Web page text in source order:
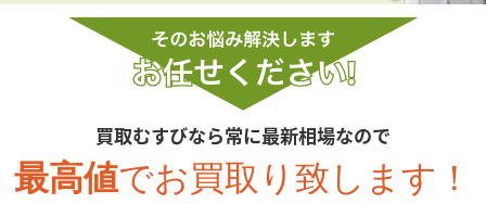
買取むすびなら常に最新相場なので
最高値でお買取り致します！